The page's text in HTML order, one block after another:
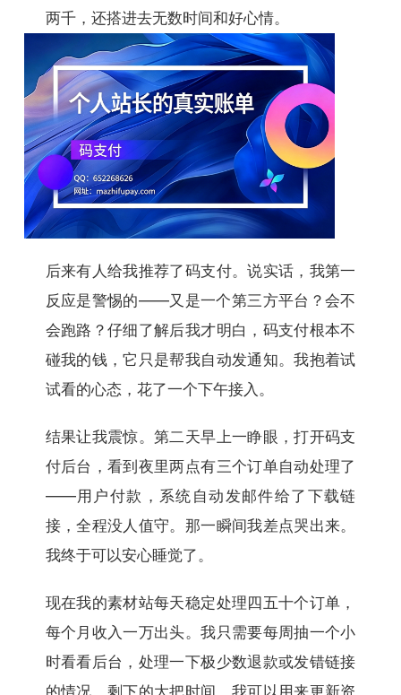
两千，还搭进去无数时间和好心情。
后来有人给我推荐了码支付。说实话，我第一
反应是警惕的——又是一个第三方平台？会不
会跑路？仔细了解后我才明白，码支付根本不
碰我的钱，它只是帮我自动发通知。我抱着试
试看的心态，花了一个下午接入。
结果让我震惊。第二天早上一睁眼，打开码支
付后台，看到夜里两点有三个订单自动处理了
——用户付款，系统自动发邮件给了下载链
接，全程没人值守。那一瞬间我差点哭出来。
我终于可以安心睡觉了。
现在我的素材站每天稳定处理四五十个订单，
每个月收入一万出头。我只需要每周抽一个小
时看看后台，处理一下极少数退款或发错链接